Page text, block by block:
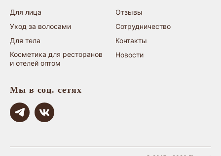
Для лица
Уход за волосами
Для тела
Косметика для ресторанов
и отелей оптом
Отзывы
Сотрудничество
Контакты
Новости
Мы в соц. сетях